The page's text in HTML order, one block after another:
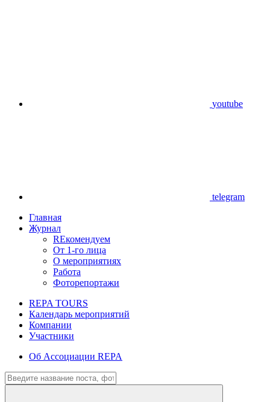
youtube
telegram
Главная
Журнал
REкомендуем
От 1-го лица
О мероприятиях
Работа
Фоторепортажи
REPA TOURS
Календарь мероприятий
Компании
Участники
Об Ассоциации REPA